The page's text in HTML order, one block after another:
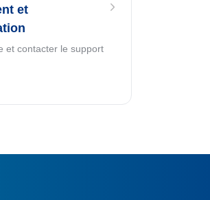
et
et contacter le support